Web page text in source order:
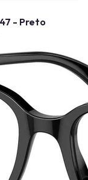
Óculos de Grau Ralph RA7147 - Preto